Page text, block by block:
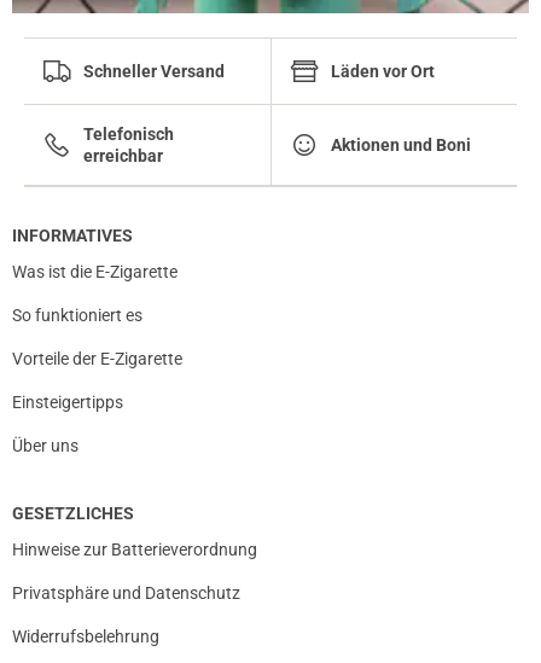
Schneller Versand Läden vor Ort
Telefonisch
erreichbar
Aktionen und Boni
INFORMATIVES
Was ist die E-Zigarette
So funktioniert es
Vorteile der E-Zigarette
Einsteigertipps
Über uns
GESETZLICHES
Hinweise zur Batterieverordnung
Privatsphäre und Datenschutz
Widerrufsbelehrung